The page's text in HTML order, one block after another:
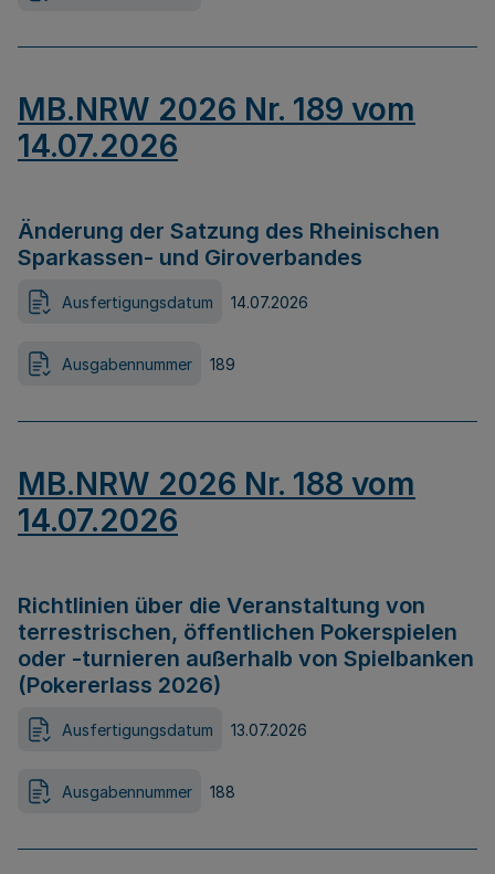
MB.NRW 2026 Nr. 189 vom
14.07.2026
Änderung der Satzung des Rheinischen
Sparkassen- und Giroverbandes
Ausfertigungsdatum 14.07.2026
Ausgabennummer 189
MB.NRW 2026 Nr. 188 vom
14.07.2026
Richtlinien über die Veranstaltung von
terrestrischen, öffentlichen Pokerspielen
oder -turnieren außerhalb von Spielbanken
(Pokererlass 2026)
Ausfertigungsdatum 13.07.2026
Ausgabennummer 188